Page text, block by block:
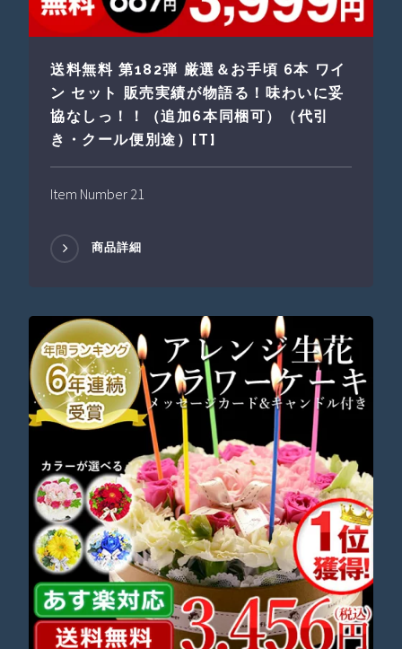
送料無料 第182弾 厳選＆お手頃 6本 ワイ
ン セット 販売実績が物語る！味わいに妥
協なしっ！！（追加6本同梱可）（代引
き・クール便別途）[T]
Item Number 21
商品詳細